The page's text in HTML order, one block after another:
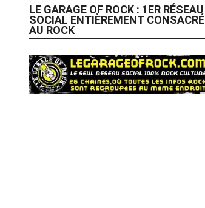
LE GARAGE OF ROCK : 1ER RÉSEAU
SOCIAL ENTIÈREMENT CONSACRÉ
AU ROCK